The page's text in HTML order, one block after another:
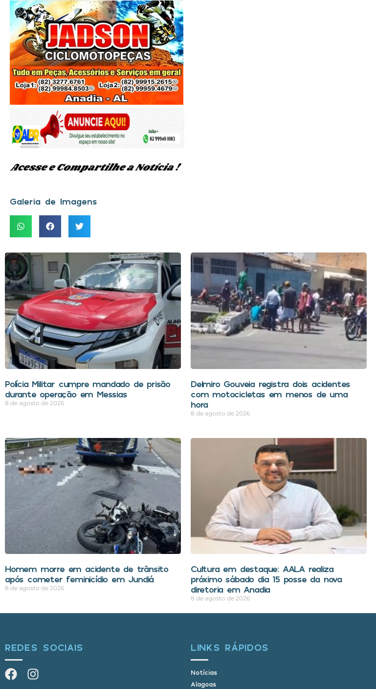
Galeria de Imagens
Polícia Militar cumpre mandado de prisão
durante operação em Messias
8 de agosto de 2026
Delmiro Gouveia registra dois acidentes
com motocicletas em menos de uma
hora
8 de agosto de 2026
Homem morre em acidente de trânsito
após cometer feminicídio em Jundiá
8 de agosto de 2026
Cultura em destaque: AALA realiza
próximo sábado dia 15 posse da nova
diretoria em Anadia
8 de agosto de 2026
REDES SOCIAIS LINKS RÁPIDOS
Notícias
Alagoas